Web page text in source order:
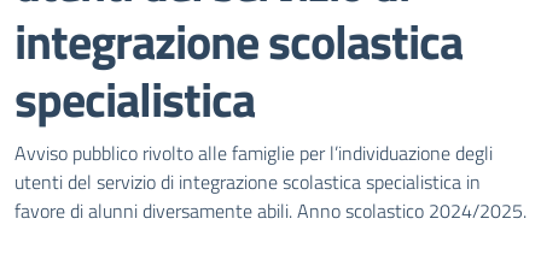
integrazione scolastica
specialistica
Dettagli della notizia
Avviso pubblico rivolto alle famiglie per l’individuazione degli
utenti del servizio di integrazione scolastica specialistica in
favore di alunni diversamente abili. Anno scolastico 2024/2025.